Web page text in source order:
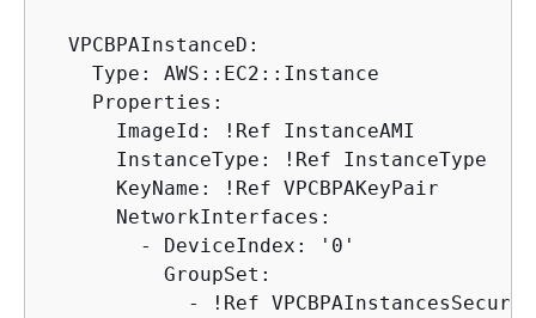
  VPCBPAInstanceD:
    Type: AWS::EC2::Instance
    Properties:
      ImageId: !Ref InstanceAMI
      InstanceType: !Ref InstanceType
      KeyName: !Ref VPCBPAKeyPair
      NetworkInterfaces:
        - DeviceIndex: '0'
          GroupSet:
- !Ref